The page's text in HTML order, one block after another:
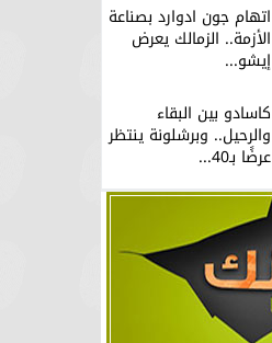
اتهام جون ادوارد بصناعة
الأزمة.. الزمالك يعرض
إيشو...
كاسادو بين البقاء
والرحيل.. وبرشلونة ينتظر
عرضًا بـ40...